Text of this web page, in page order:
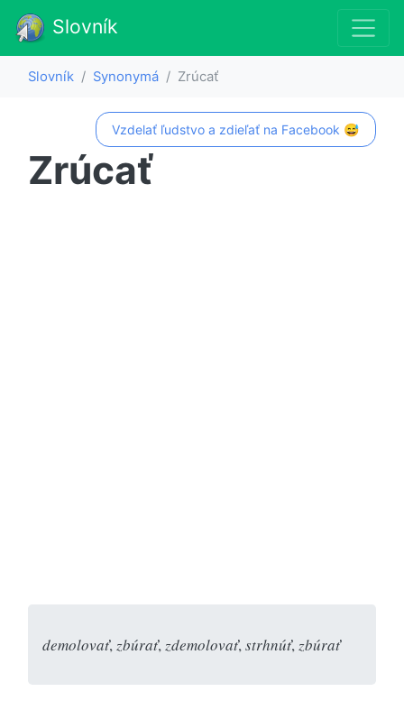
Slovník
Slovník Synonymá Zrúcať
Vzdelať ľudstvo a zdieľať na Facebook 😅
Zrúcať
demolovať, zbúrať, zdemolovať, strhnúť, zbúrať